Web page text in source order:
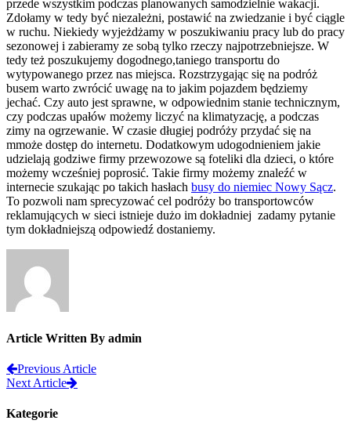
przede wszystkim podczas planowanych samodzielnie wakacji.
Zdołamy w tedy być niezależni, postawić na zwiedzanie i być ciągle
w ruchu. Niekiedy wyjeżdżamy w poszukiwaniu pracy lub do pracy
sezonowej i zabieramy ze sobą tylko rzeczy najpotrzebniejsze. W
tedy też poszukujemy dogodnego,taniego transportu do
wytypowanego przez nas miejsca. Rozstrzygając się na podróż
busem warto zwrócić uwagę na to jakim pojazdem będziemy
jechać. Czy auto jest sprawne, w odpowiednim stanie technicznym,
czy podczas upałów możemy liczyć na klimatyzację, a podczas
zimy na ogrzewanie. W czasie długiej podróży przydać się na
mmoże dostęp do internetu. Dodatkowym udogodnieniem jakie
udzielają godziwe firmy przewozowe są foteliki dla dzieci, o które
możemy wcześniej poprosić. Takie firmy możemy znaleźć w
internecie szukając po takich hasłach busy do niemiec Nowy Sącz.
To pozwoli nam sprecyzować cel podróży bo transportowców
reklamujących w sieci istnieje dużo im dokładniej zadamy pytanie
tym dokładniejszą odpowiedź dostaniemy.
Article Written By admin
Previous Article
Next Article
Kategorie